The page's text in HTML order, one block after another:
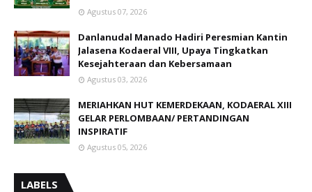
Agustus 07, 2026
Danlanudal Manado Hadiri Peresmian Kantin
Jalasena Kodaeral VIII, Upaya Tingkatkan
Kesejahteraan dan Kebersamaan
Agustus 03, 2026
MERIAHKAN HUT KEMERDEKAAN, KODAERAL XIII
GELAR PERLOMBAAN/ PERTANDINGAN
INSPIRATIF
Agustus 05, 2026
LABELS